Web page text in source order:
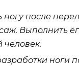
ногу после
Выполнить
человек.
ноги